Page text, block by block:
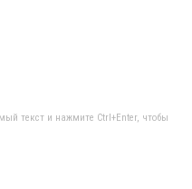
текст и нажмите Ctrl+Enter, чтобы